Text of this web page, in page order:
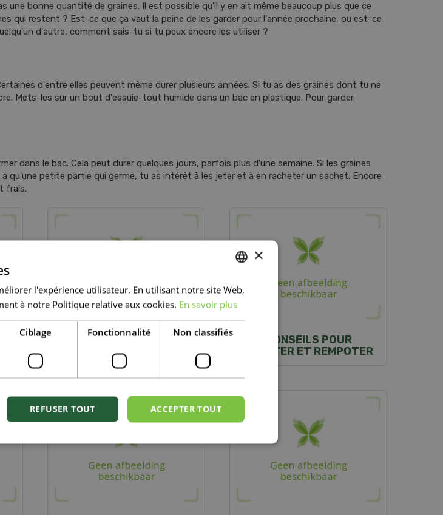
bonne quantité de graines. Il est possible qu'il y en ait même beaucoup plus que ce
qui restent ? Est-ce que ça vaut la peine de les garder pour l'année prochaine, ou est-ce
d'autre, comment sais-tu si tu peux encore les utiliser ?
d'entre elles peuvent même durer plusieurs années. Si tu as des graines dont tu ne
Mets-les sur un bout d'essuie-tout humide dans un bac en plastique. Pour garder
dans le bac. Cela peut durer quelques jours, parfois plus d'une semaine. Si les graines
qu'une petite partie qui germe, tu as intérêt à les jeter et à en racheter un sachet. Encore
frais.
JARDIN POTAGER EN 3
ÉTAPES
CONSEILS POUR
PLANTER ET REMPOTER
DUTCH
FRENCH
DUTCH
×
l'expérience utilisateur. En utilisant notre site Web,
à notre Politique relative aux cookies. En savoir plus
Ciblage Fonctionnalité Non classifiés
ACCEPTER TOUT
REFUSER TOUT